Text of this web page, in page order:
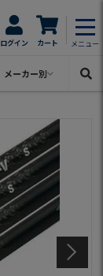
ログイン カート メニュー
メーカー別